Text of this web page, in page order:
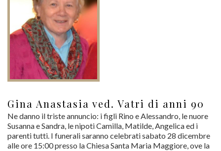
Gina Anastasia ved. Vatri di anni 90
Ne danno il triste annuncio: i figli Rino e Alessandro, le nuore
Susanna e Sandra, le nipoti Camilla, Matilde, Angelica ed i
parenti tutti. I funerali saranno celebrati sabato 28 dicembre
alle ore 15:00 presso la Chiesa Santa Maria Maggiore, ove la